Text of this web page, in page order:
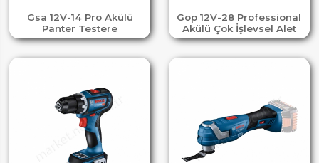
Gsa 12V-14 Pro Akülü
Panter Testere
Gop 12V-28 Professional
Akülü Çok İşlevsel Alet